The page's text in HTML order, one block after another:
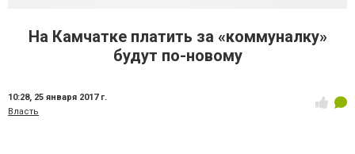
На Камчатке платить за «коммуналку»
будут по-новому
10:28, 25 января 2017 г.
Власть